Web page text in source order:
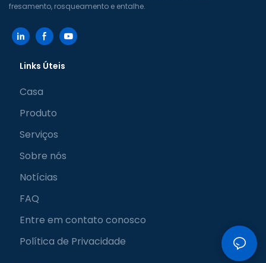
fresamento, rosqueamento e entalhe.
Links Úteis
Casa
Produto
Serviços
Sobre nós
Notícias
FAQ
Entre em contato conosco
Política de Privacidade